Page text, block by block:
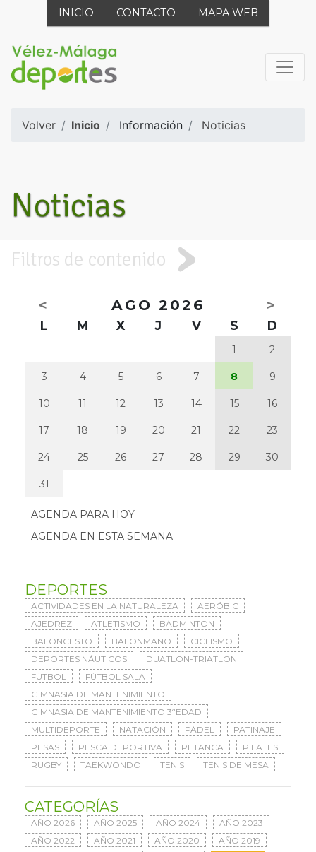
INICIO CONTACTO MAPA WEB
Volver Inicio Información Noticias
Noticias
Filtros de contenido
< AGO 2026 >
L M X J V S D
1 2
3 4 5 6 7 8 9
10 11 12 13 14 15 16
17 18 19 20 21 22 23
24 25 26 27 28 29 30
31
AGENDA PARA HOY
AGENDA EN ESTA SEMANA
DEPORTES
ACTIVIDADES EN LA NATURALEZA
AERÓBIC
AJEDREZ
ATLETISMO
BÁDMINTON
BALONCESTO
BALONMANO
CICLISMO
DEPORTES NÁUTICOS
DUATLON-TRIATLON
FÚTBOL
FÚTBOL SALA
GIMNASIA DE MANTENIMIENTO
GIMNASIA DE MANTENIMIENTO 3ªEDAD
MULTIDEPORTE
NATACIÓN PÁDEL
PATINAJE
PESAS
PESCA DEPORTIVA PETANCA
PILATES
RUGBY
TAEKWONDO TENIS TENIS DE MESA
CATEGORÍAS
AÑO 2026 AÑO 2025 AÑO 2024
AÑO 2023
AÑO 2022
AÑO 2021 AÑO 2020
AÑO 2019